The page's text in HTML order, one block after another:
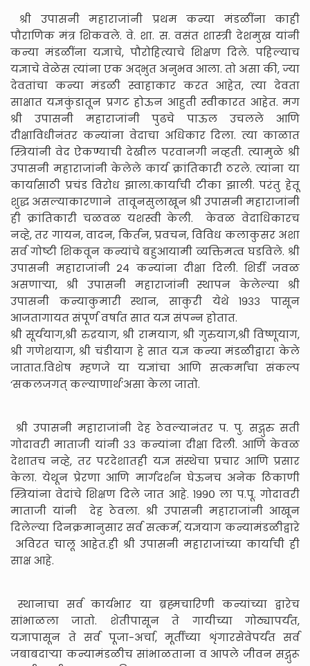
श्री उपासनी महाराजांनी प्रथम कन्या मंडळींना काही
पौराणिक मंत्र शिकवले. वे. शा. स. वसंत शास्त्री देशमुख यांनी
कन्या मंडळींना यज्ञाचे, पौरोहित्याचे शिक्षण दिले. पहिल्याच
यज्ञाचे वेळेस त्यांना एक अद्भुत अनुभव आला. तो असा की, ज्या
देवतांचा कन्या मंडळी स्वाहाकार करत आहेत, त्या देवता
साक्षात यज्ञकुंडातून प्रगट होऊन आहुती स्वीकारत आहेत. मग
श्री उपासनी महाराजांनी पुढचे पाऊल उचलले आणि
दीक्षाविधीनंतर कन्यांना वेदाचा अधिकार दिला. त्या काळात
स्त्रियांनी वेद ऐकण्याची देखील परवानगी नव्हती. त्यामुळे श्री
उपासनी महाराजांनी केलेले कार्य क्रांतिकारी ठरले. त्यांना या
कार्यासाठी प्रचंड विरोध झाला.कार्याची टीका झाली. परंतु हेतू
शुद्ध असल्याकारणाने तावूनसुलाखून श्री उपासनी महाराजांनी
ही क्रांतिकारी चळवळ यशस्वी केली. केवळ वेदाधिकारच
नव्हे, तर गायन, वादन, किर्तन, प्रवचन, विविध कलाकुसर अशा
सर्व गोष्टी शिकवून कन्यांचे बहुआयामी व्यक्तिमत्व घडविले. श्री
उपासनी महाराजांनी २४ कन्यांना दीक्षा दिली. शिर्डी जवळ
असणाऱ्या, श्री उपासनी महाराजांनी स्थापन केलेल्या श्री
उपासनी कन्याकुमारी स्थान, साकुरी येथे १९३३ पासून
आजतागायत संपूर्ण वर्षात सात यज्ञ संपन्न होतात.
श्री सूर्ययाग,श्री रुद्रयाग, श्री रामयाग, श्री गुरुयाग,श्री विष्णूयाग,
श्री गणेशयाग, श्री चंडीयाग हे सात यज्ञ कन्या मंडळीद्वारा केले
जातात.विशेष म्हणजे या यज्ञांचा आणि सत्कर्मांचा संकल्प
‘सकलजगत् कल्याणार्थ’असा केला जातो.
श्री उपासनी महाराजांनी देह ठेवल्यानंतर प. पु. सद्गुरु सती
गोदावरी माताजी यांनी ३३ कन्यांना दीक्षा दिली. आणि केवळ
देशातच नव्हे, तर परदेशातही यज्ञ संस्थेचा प्रचार आणि प्रसार
केला. येथून प्रेरणा आणि मार्गदर्शन घेऊनच अनेक ठिकाणी
स्त्रियांना वेदांचे शिक्षण दिले जात आहे. १९९० ला प.पू. गोदावरी
माताजी यांनी देह ठेवला. श्री उपासनी महाराजांनी आखून
दिलेल्या दिनक्रमानुसार सर्व सत्कर्म, यज्ञयाग कन्यामंडळीद्वारे
अविरत चालू आहेत.ही श्री उपासनी महाराजांच्या कार्याची ही
साक्ष आहे.
स्थानाचा सर्व कार्यभार या ब्रह्मचारिणी कन्यांच्या द्वारेच
सांभाळला जातो. शेतीपासून ते गायीच्या गोठ्यापर्यंत,
यज्ञापासून ते सर्व पूजा-अर्चा, मूर्तीच्या शृंगारसेवेपर्यंत सर्व
जबाबदाऱ्या कन्यामंडळीच सांभाळताना व आपले जीवन सद्गुरू